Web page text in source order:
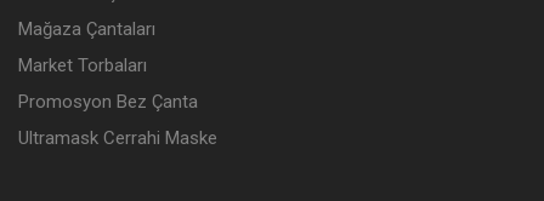
Mağaza Çantaları
Market Torbaları
Promosyon Bez Çanta
Ultramask Cerrahi Maske